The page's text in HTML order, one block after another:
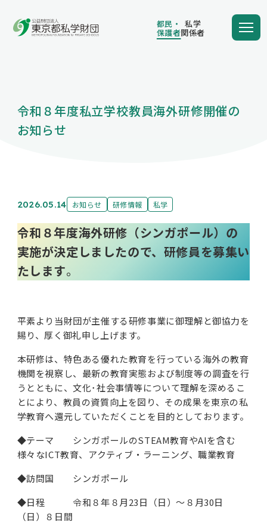
都民・
保護者
私学
関係者
学費の負担額が減る
保護者向け情報
私学財団について
私学情報
活動内容/各種資料
お問い合わせ
令和８年度私立学校教員海外研修開催の
お知らせ
2026.05.14 お知らせ 研修情報 私学
令和８年度海外研修（シンガポール）の
実施が決定しましたので、研修員を募集い
たします。
平素より当財団が主催する研修事業に御理解と御協力を
賜り、厚く御礼申し上げます。
本研修は、特色ある優れた教育を行っている海外の教育
機関を視察し、最新の教育実態および制度等の調査を行
うとともに、文化･社会事情等について理解を深めるこ
とにより、教員の資質向上を図り、その成果を東京の私
学教育へ還元していただくことを目的としております。
◆テーマ シンガポールのSTEAM教育やAIを含む
様々なICT教育、アクティブ・ラーニング、職業教育
◆訪問国 シンガポール
◆日程 令和８年８月23日（日）～８月30日
（日）８日間